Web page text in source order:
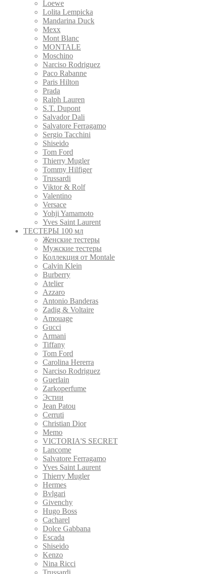
Loewe
Lolita Lempicka
Mandarina Duck
Mexx
Mont Blanc
MONTALE
Moschino
Narciso Rodriguez
Paco Rabanne
Paris Hilton
Prada
Ralph Lauren
S.T. Dupont
Salvador Dali
Salvatore Ferragamo
Sergio Tacchini
Shiseido
Tom Ford
Thierry Mugler
Tommy Hilfiger
Trussardi
Viktor & Rolf
Valentino
Versace
Yohji Yamamoto
Yves Saint Laurent
ТЕСТЕРЫ 100 мл
Женские тестеры
Мужские тестеры
Коллекция от Montale
Calvin Klein
Burberry
Atelier
Azzaro
Antonio Banderas
Zadig & Voltaire
Amouage
Gucci
Armani
Tiffany
Tom Ford
Carolina Hererra
Narciso Rodriguez
Guerlain
Zarkoperfume
Эстии
Jean Patou
Cerruti
Christian Dior
Memo
VICTORIA'S SECRET
Lancome
Salvatore Ferragamo
Yves Saint Laurent
Thierry Mugler
Hermes
Bvlgari
Givenchy
Hugo Boss
Cacharel
Dolce Gabbana
Escada
Shiseido
Kenzo
Nina Ricci
Trussardi